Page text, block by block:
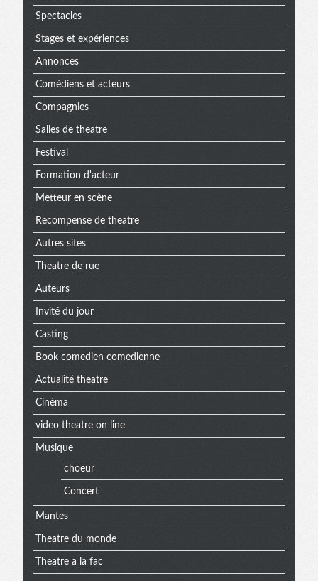
Spectacles
Stages et expériences
Annonces
Comédiens et acteurs
Compagnies
Salles de theatre
Festival
Formation d'acteur
Metteur en scène
Recompense de theatre
Autres sites
Theatre de rue
Auteurs
Invité du jour
Casting
Book comedien comedienne
Actualité theatre
Cinéma
video theatre on line
Musique
choeur
Concert
Mantes
Theatre du monde
Theatre a la fac